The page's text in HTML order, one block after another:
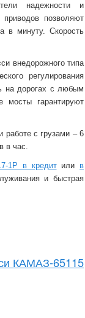
надежности и
позволяют
в минуту. Скорость
внедорожного типа
регулирования
на дорогах с любым
мосты гарантируют
работе с грузами – 6
в час.
1Р в кредитили в
и быстрая
КАМАЗ-65115